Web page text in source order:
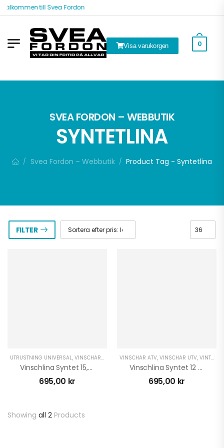
Välkommen till Svea Fordon
Visa varukorgen 0
SVEA FORDON – WEBBUTIK
SYNTETLINA
/ Svea Fordon – Webbutik / Product Tag - Syntetlina
FILTER
UTRUSTNING UNIVERSAL, VINSCHAR ATV VINSCHAR UTV,VINTER ATV, VINTER UTV
Vinschlina Syntet 15,3 X 4,5
695,00 kr
VINSCHAR ATV, VINSCHAR UTV, VINTER ATV
Vinschlina Syntet 12 X 5,5 Artrax
695,00 kr
Showing all 2 Products